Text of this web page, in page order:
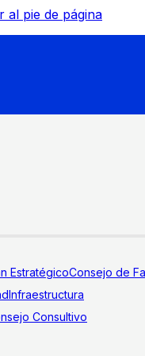
al pie de página
EstratégicoConsejo de
Infraestructura
Consultivo